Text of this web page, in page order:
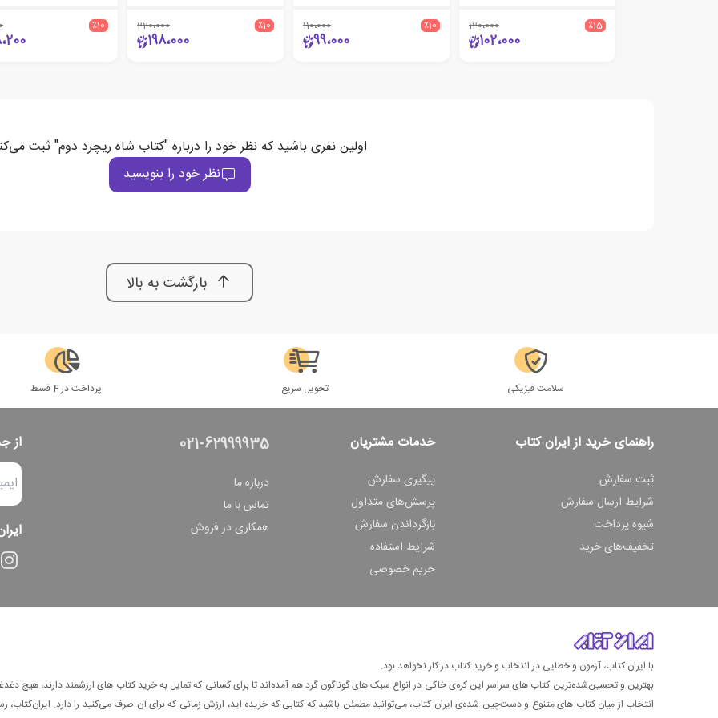
٪15 120،000
102،000
٪10 110،000
99،000
٪10 220،000
198،000
٪10
اولین نفری باشید که نظر خود را درباره "کتاب شاه ریچرد دوم" ثبت
نظر خود را بنویسید
بازگشت به بالا
سلامت فیزیکی تحویل سریع پرداخت در 4 قسط
راهنمای خرید از ایران کتاب
ثبت سفارش
شرایط ارسال سفارش
شیوه پرداخت
تخفیف‌های خرید
خدمات مشتریان
پیگیری سفارش
پرسش‌های متداول
بازگرداندن سفارش
شرایط استفاده
حریم خصوصی
021-62999935
درباره ما
تماس با ما
همکاری در فروش
از
با ایران کتاب، آزمون و خطایی در انتخاب و خرید کتاب در کار نخواهد بود.
بهترین و تحسین‌شده‌ترین کتاب‌ های سراسر این کره‌ی خاکی در انواع سبک های گوناگون گرد هم آمده‌اند تا برای کسانی که تمایل به خرید کتاب های ارزشمند دارند، هیچ
انتخاب از میان کتاب های متنوع و دست‌چین شده‌ی ایران کتاب، می‌توانید مطمئن باشید که کتابی که خریده اید، ارزش زمانی که برای آن صرف می‌کنید را دارد. ایران‌کتاب،